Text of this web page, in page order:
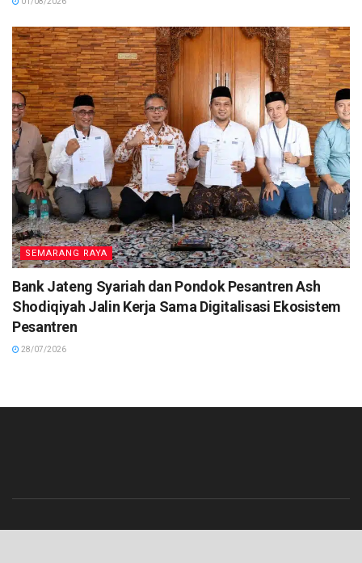
SEMARANG RAYA
Bank Jateng Syariah dan Pondok Pesantren Ash
Shodiqiyah Jalin Kerja Sama Digitalisasi Ekosistem
Pesantren
28/07/2026